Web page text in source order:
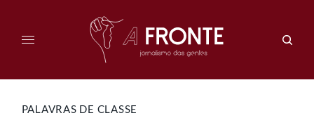
PALAVRAS DE CLASSE